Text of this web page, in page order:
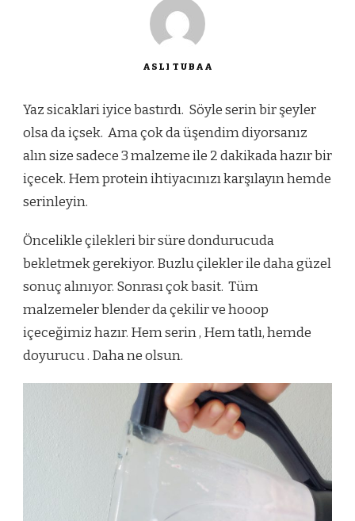
ASLI TUBAA
Yaz sicaklari iyice bastırdı. Söyle serin bir şeyler
olsa da içsek. Ama çok da üşendim diyorsanız
alın size sadece 3 malzeme ile 2 dakikada hazır bir
içecek. Hem protein ihtiyacınızı karşılayın hemde
serinleyin.
Öncelikle çilekleri bir süre dondurucuda
bekletmek gerekiyor. Buzlu çilekler ile daha güzel
sonuç alınıyor. Sonrası çok basit. Tüm
malzemeler blender da çekilir ve hooop
içeceğimiz hazır. Hem serin , Hem tatlı, hemde
doyurucu . Daha ne olsun.